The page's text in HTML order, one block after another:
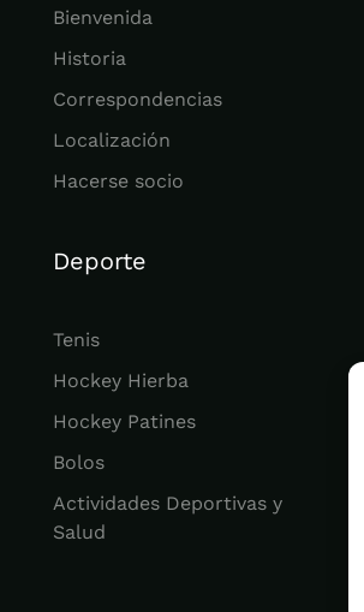
Bienvenida
Historia
Correspondencias
Localización
Hacerse socio
Deporte
Tenis
Hockey Hierba
Hockey Patines
Bolos
Actividades Deportivas y
Salud